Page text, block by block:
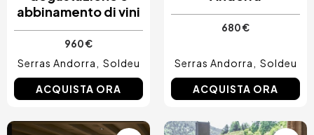
abbinamento di vini
960 €
Serras Andorra
Soldeu
ACQUISTA ORA
680 €
Serras Andorra Soldeu
ACQUISTA ORA